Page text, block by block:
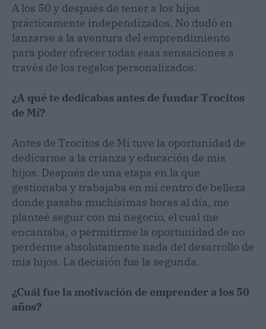
A los 50 y después de tener a los hijos
prácticamente independizados. No dudó en
lanzarse a la aventura del emprendimiento
para poder ofrecer todas esas sensaciones a
través de los regalos personalizados.
¿A qué te dedicabas antes de fundar Trocitos
de Mí?
Antes de Trocitos de Mí tuve la oportunidad de
dedicarme a la crianza y educación de mis
hijos. Después de una etapa en la que
gestionaba y trabajaba en mi centro de belleza
donde pasaba muchísimas horas al día, me
planteé seguir con mi negocio, el cual me
encantaba, o permitirme la oportunidad de no
perderme absolutamente nada del desarrollo de
mis hijos. La decisión fue la segunda.
¿Cuál fue la motivación de emprender a los 50
años?